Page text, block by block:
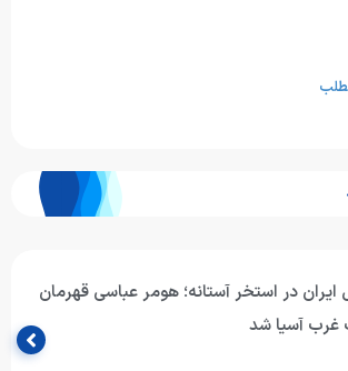
در استخر آستانه؛ هومر عباسی قهرمان